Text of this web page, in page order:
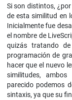
Si son distintos,
de esta similitud en
Inicialmente fue
el nombre de
quizás tratando
programación de
hacer que el nuevo
similitudes,
parecido podemos
sintaxis, ya que su